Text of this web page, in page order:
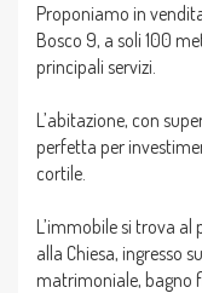
Proponiamo in
Bosco 9, a soli 100
principali servizi.
L’abitazione, con
perfetta per
cortile.
L’immobile si trova
alla Chiesa, ingresso
matrimoniale, bagno